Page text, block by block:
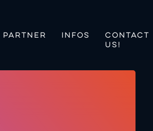
PARTNER INFOS
CONTACT
US!